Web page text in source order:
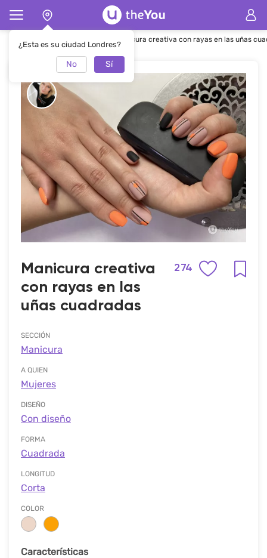
¿Esta es su ciudad Londres?
No Sí
Página de inicio Manicura Manicura creativa con rayas en las uñas
Manicura creativa
con rayas en las
uñas cuadradas
274
SECCIÓN
Manicura
A QUIEN
Mujeres
DISEÑO
Con diseño
FORMA
Cuadrada
LONGITUD
Corta
COLOR
Características